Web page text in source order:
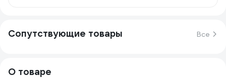
Сопутствующие товары Все
О товаре